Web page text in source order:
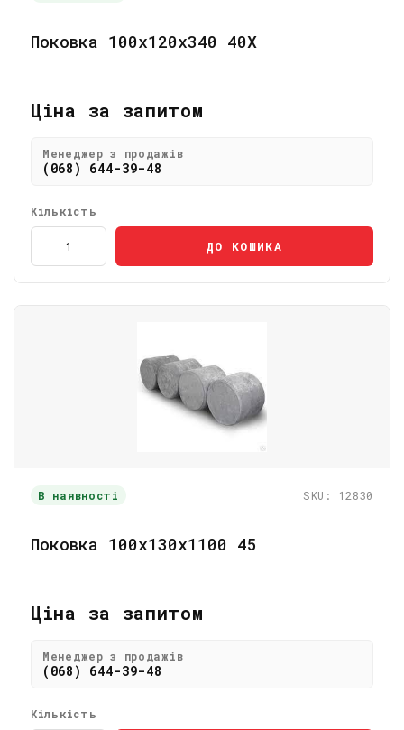
Поковка 100х120х340 40Х
Ціна за запитом
Менеджер з продажів
(068) 644-39-48
Кількість
ДО КОШИКА
В наявності SKU: 12830
Поковка 100х130х1100 45
Ціна за запитом
Менеджер з продажів
(068) 644-39-48
Кількість